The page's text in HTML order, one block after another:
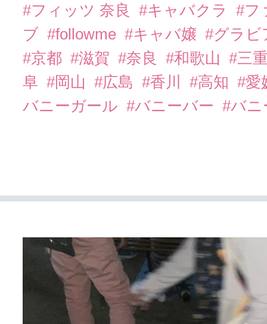
#フィッツ 奈良 #キャバクラ
#フ
ブ #followme #キャバ嬢 #グラ
#京都 #滋賀 #奈良 #和歌山
#三
阜 #岡山 #広島 #香川 #高知 #愛
バニーガール #バニーバー #バ